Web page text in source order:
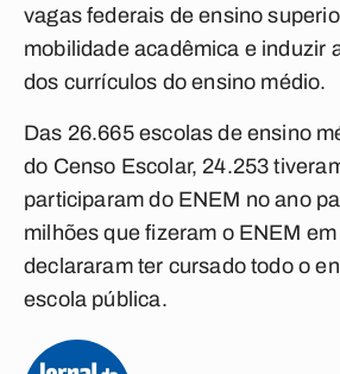
vagas federais de ensino
mobilidade acadêmica e induzir
dos currículos do ensino médio.
Das 26.665 escolas de ensino
do Censo Escolar, 24.253
participaram do ENEM no ano
milhões que fizeram o ENEM
declararam ter cursado todo o
escola pública.